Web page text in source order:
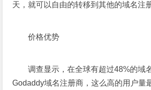
天，就可以自由的转移到其他的域名注
价格优势
调查显示，在全球有超过48%的域
Godaddy域名注册商，这么高的用户量